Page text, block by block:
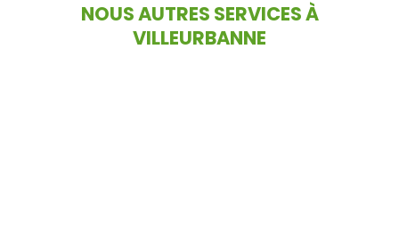
NOUS AUTRES SERVICES À
VILLEURBANNE